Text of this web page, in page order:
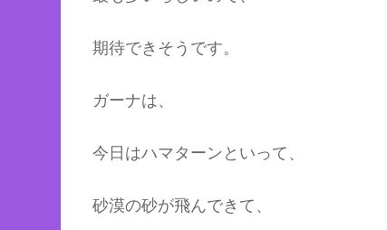
期待できそうです。
ガーナは、
今日はハマターンといって、
砂漠の砂が飛んできて、